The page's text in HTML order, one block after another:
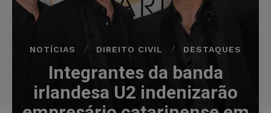
NOTÍCIAS DIREITO CIVIL DESTAQUES
Integrantes da banda
irlandesa U2 indenizarão